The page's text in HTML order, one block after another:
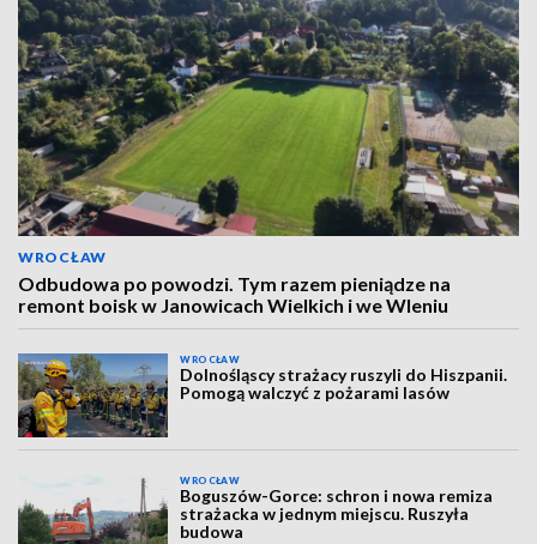
WROCŁAW
Odbudowa po powodzi. Tym razem pieniądze na
remont boisk w Janowicach Wielkich i we Wleniu
WROCŁAW
Dolnośląscy strażacy ruszyli do Hiszpanii.
Pomogą walczyć z pożarami lasów
WROCŁAW
Boguszów-Gorce: schron i nowa remiza
strażacka w jednym miejscu. Ruszyła
budowa